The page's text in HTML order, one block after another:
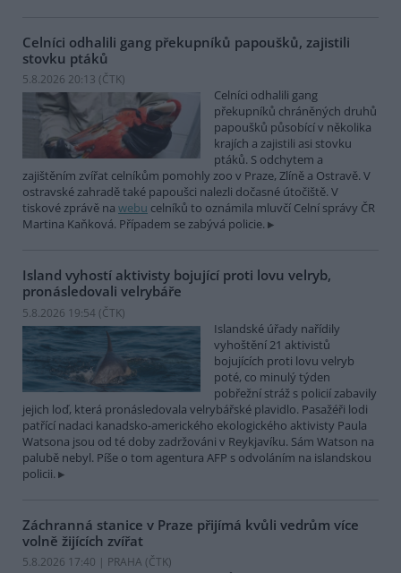
Celníci odhalili gang překupníků papoušků, zajistili
stovku ptáků
5.8.2026 20:13 (ČTK)
Celníci odhalili gang
překupníků chráněných druhů
papoušků působící v několika
krajích a zajistili asi stovku
ptáků. S odchytem a
zajištěním zvířat celníkům pomohly zoo v Praze, Zlíně a Ostravě. V
ostravské zahradě také papoušci nalezli dočasné útočiště. V
tiskové zprávě na webu celníků to oznámila mluvčí Celní správy ČR
Martina Kaňková. Případem se zabývá policie.
Island vyhostí aktivisty bojující proti lovu velryb,
pronásledovali velrybáře
5.8.2026 19:54 (ČTK)
Islandské úřady nařídily
vyhoštění 21 aktivistů
bojujících proti lovu velryb
poté, co minulý týden
pobřežní stráž s policií zabavily
jejich loď, která pronásledovala velrybářské plavidlo. Pasažéři lodi
patřící nadaci kanadsko-amerického ekologického aktivisty Paula
Watsona jsou od té doby zadržováni v Reykjavíku. Sám Watson na
palubě nebyl. Píše o tom agentura AFP s odvoláním na islandskou
policii.
Záchranná stanice v Praze přijímá kvůli vedrům více
volně žijících zvířat
5.8.2026 17:40 | PRAHA (ČTK)